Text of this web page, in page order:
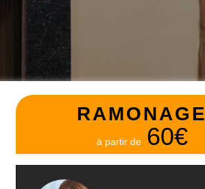
RAMONAGE
à partir de 60€